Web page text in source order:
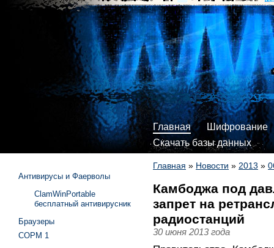
Главная
Шифрование
Скачать базы данных
Главная » Новости » 2013 »
Камбоджа под
запрет на
радиостанций
30 июня 2013 года
Антивирусы и Фаерволы
ClamWinPortable
бесплатный антивирусник
Браузеры
СОРМ 1